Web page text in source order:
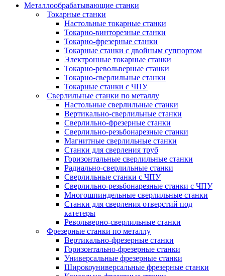
Металлообрабатывающие станки
Токарные станки
Настольные токарные станки
Токарно-винторезные станки
Токарно-фрезерные станки
Токарные станки с двойным суппортом
Электронные токарные станки
Токарно-револьверные станки
Токарно-сверлильные станки
Токарные станки с ЧПУ
Сверлильные станки по металлу
Настольные сверлильные станки
Вертикально-сверлильные станки
Сверлильно-фрезерные станки
Сверлильно-резьбонарезные станки
Магнитные сверлильные станки
Станки для сверления труб
Горизонтальные сверлильные станки
Радиально-сверлильные станки
Сверлильные станки с ЧПУ
Сверлильно-резьбонарезные станки с ЧПУ
Многошпиндельные сверлильные станки
Станки для сверления отверстий под
катетеры
Револьверно-сверлильные станки
Фрезерные станки по металлу
Вертикально-фрезерные станки
Горизонтально-фрезерные станки
Универсальные фрезерные станки
Широкоуниверсальные фрезерные станки